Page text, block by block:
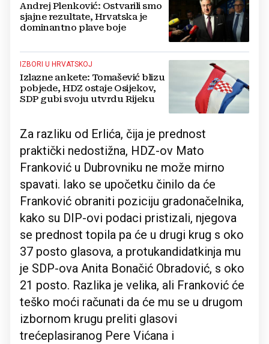
Andrej Plenković: Ostvarili smo
sjajne rezultate, Hrvatska je
dominantno plave boje
IZBORI U HRVATSKOJ
Izlazne ankete: Tomašević blizu
pobjede, HDZ ostaje Osijekov,
SDP gubi svoju utvrdu Rijeku
Za razliku od Erlića, čija je prednost
praktički nedostižna, HDZ-ov Mato
Franković u Dubrovniku ne može mirno
spavati. Iako se upočetku činilo da će
Franković obraniti poziciju gradonačelnika,
kako su DIP-ovi podaci pristizali, njegova
se prednost topila pa će u drugi krug s oko
37 posto glasova, a protukandidatkinja mu
je SDP-ova Anita Bonačić Obradović, s oko
21 posto. Razlika je velika, ali Franković će
teško moći računati da će mu se u drugom
izbornom krugu preliti glasovi
trećeplasiranog Pere Vićana i